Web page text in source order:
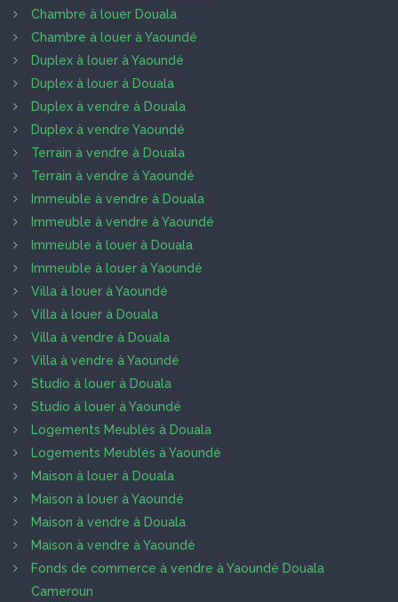
Chambre à louer Douala
Chambre à louer à Yaoundé
Duplex à louer à Yaoundé
Duplex à louer à Douala
Duplex à vendre à Douala
Duplex à vendre Yaoundé
Terrain à vendre à Douala
Terrain à vendre à Yaoundé
Immeuble à vendre à Douala
Immeuble à vendre à Yaoundé
Immeuble à louer à Douala
Immeuble à louer à Yaoundé
Villa à louer à Yaoundé
Villa à louer à Douala
Villa à vendre à Douala
Villa à vendre à Yaoundé
Studio à louer à Douala
Studio à louer à Yaoundé
Logements Meublés à Douala
Logements Meublés à Yaoundé
Maison à louer à Douala
Maison à louer à Yaoundé
Maison à vendre à Douala
Maison à vendre à Yaoundé
Fonds de commerce à vendre à Yaoundé Douala
Cameroun